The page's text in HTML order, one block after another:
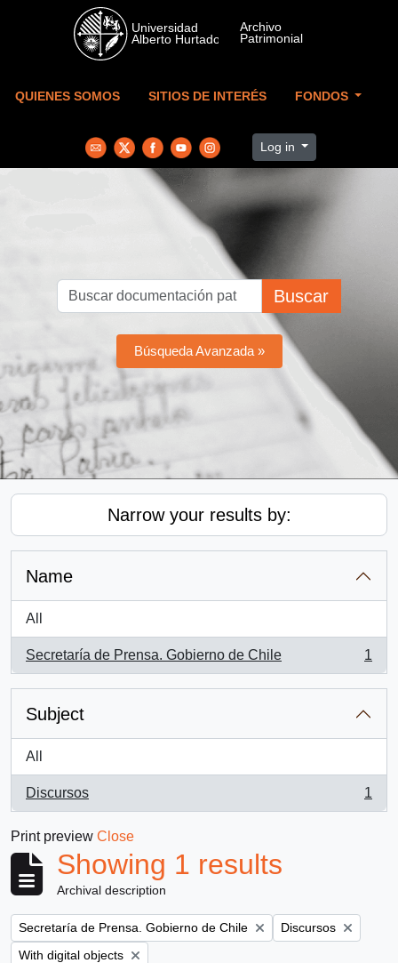
Skip to main content
QUIENES SOMOS SITIOS DE INTERÉS FONDOS
Log in
Buscar
Búsqueda Avanzada »
Narrow your results by:
Name
All
Secretaría de Prensa. Gobierno de Chile
, 1 results
1
Subject
All
Discursos
, 1 results
1
Print preview Close
Showing 1 results
Archival description
Remove filter:
Secretaría de Prensa. Gobierno de Chile Remove filter:
Discursos
Remove filter:
With digital objects